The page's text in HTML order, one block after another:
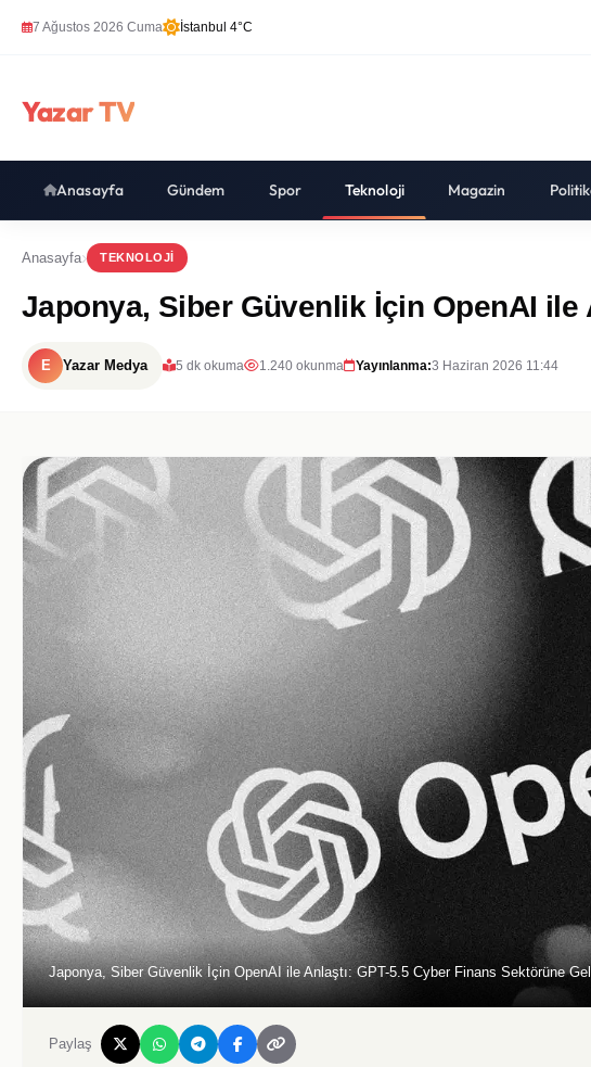
7 Ağustos 2026 Cuma İstanbul 4°C
Yazar TV
Anasayfa Gündem Spor Teknoloji Magazin
Anasayfa TEKNOLOJI
Japonya, Siber Güvenlik İçin OpenAI ile
E Yazar Medya 5 dk okuma 1.240 okunma Yayınlanma:3 Haziran 2026 11:44
Japonya, Siber Güvenlik İçin OpenAI ile Anlaştı: GPT-5.5 Cyber Finans Sektörüne
Paylaş